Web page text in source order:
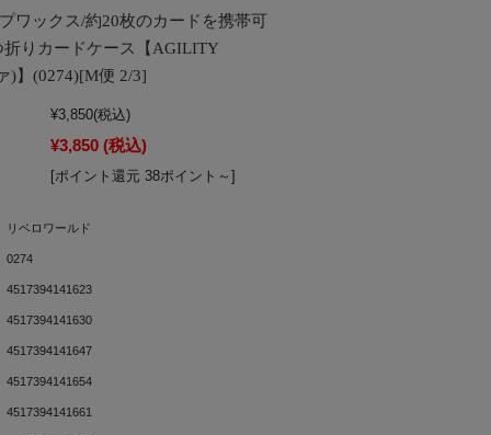
ワックス/約20枚のカードを携帯可
りカードケース【AGILITY
)】(0274)[M便 2/3]
¥3,850(税込)
¥3,850 (税込)
[ポイント還元 38ポイント～]
リベロワールド
0274
4517394141623
4517394141630
4517394141647
4517394141654
4517394141661